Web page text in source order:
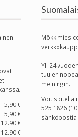
ovat
5,90 €
5,90 €
12.90 €
12.90 €
Yli 24
tuulen
meiningin.
Voit soitella
525 1826
sähköpostia